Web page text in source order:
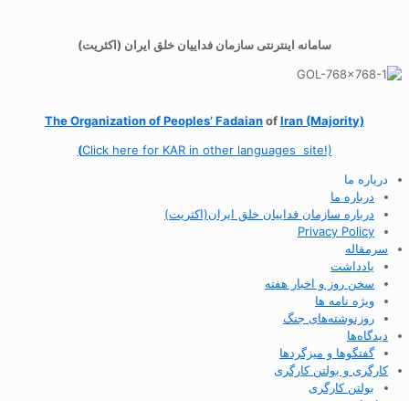
سامانه اینترنتی سازمان فداییان خلق ایران (اکثریت)
The Organization ofPeoples’ FadaianofIran (Majority)
(Click here for KAR in other languages site!)
درباره ما
درباره ما
درباره سازمان فداییان خلق ایران(اکثریت)
Privacy Policy
سرمقاله
یادداشت
سخن روز و اخبار هفته
ویژه نامه ها
روزنوشته‌های جنگ
دیدگاه‌ها
گفتگوها و میزگردها
کارگری و بولتن کارگری
بولتن کارگری